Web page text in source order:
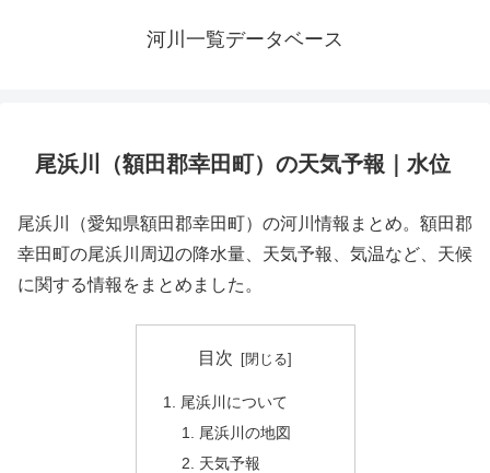
河川一覧データベース
尾浜川（額田郡幸田町）の天気予報｜水位
尾浜川（愛知県額田郡幸田町）の河川情報まとめ。額田郡
幸田町の尾浜川周辺の降水量、天気予報、気温など、天候
に関する情報をまとめました。
目次
尾浜川について
尾浜川の地図
天気予報